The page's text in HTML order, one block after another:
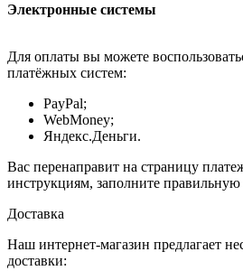
Электронные системы
Для оплаты вы можете
платёжных систем:
PayPal;
WebMoney;
Яндекс.Деньги.
Вас перенаправит на страницу
инструкциям, заполните
Доставка
Наш интернет-магазин предлагает
доставки: